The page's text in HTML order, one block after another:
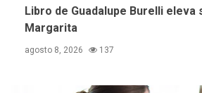
4
la altura de
trabajan en
Libro de Guadalupe Burelli eleva
Margarita
agosto 8, 2026 137